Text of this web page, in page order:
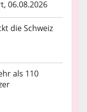
06.08.2026
die Schweiz
als 110